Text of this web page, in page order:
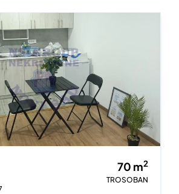
70 m2
TROSOBAN